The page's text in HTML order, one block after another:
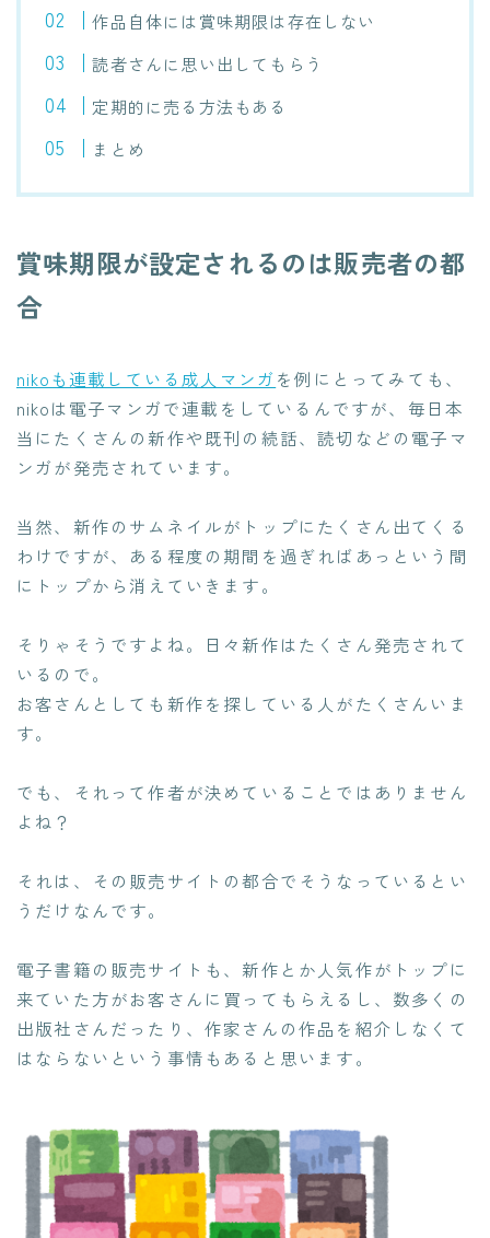
作品自体には賞味期限は存在しない
読者さんに思い出してもらう
定期的に売る方法もある
まとめ
賞味期限が設定されるのは販売者の都
合
nikoも連載している成人マンガを例にとってみても、
nikoは電子マンガで連載をしているんですが、毎日本
当にたくさんの新作や既刊の続話、読切などの電子マ
ンガが発売されています。
当然、新作のサムネイルがトップにたくさん出てくる
わけですが、ある程度の期間を過ぎればあっという間
にトップから消えていきます。
そりゃそうですよね。日々新作はたくさん発売されて
いるので。
お客さんとしても新作を探している人がたくさんいま
す。
でも、それって作者が決めていることではありません
よね？
それは、その販売サイトの都合でそうなっているとい
うだけなんです。
電子書籍の販売サイトも、新作とか人気作がトップに
来ていた方がお客さんに買ってもらえるし、数多くの
出版社さんだったり、作家さんの作品を紹介しなくて
はならないという事情もあると思います。